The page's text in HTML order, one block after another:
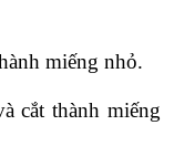
miếng nhỏ.
cắt thành miếng